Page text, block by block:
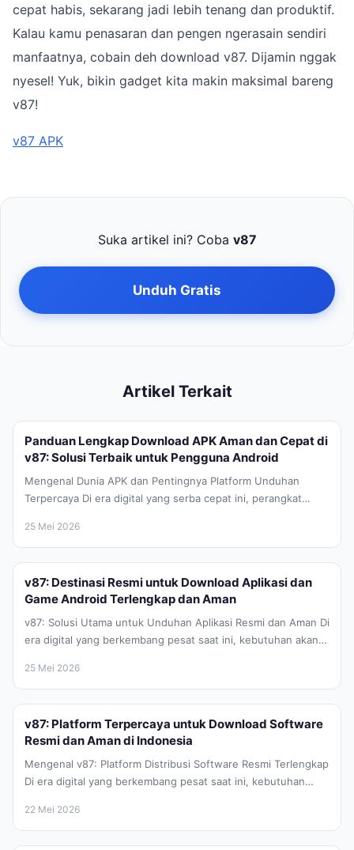
cepat habis, sekarang jadi lebih tenang dan produktif.
Kalau kamu penasaran dan pengen ngerasain sendiri
manfaatnya, cobain deh download v87. Dijamin nggak
nyesel! Yuk, bikin gadget kita makin maksimal bareng
v87!
v87 APK
Suka artikel ini? Coba v87
Unduh Gratis
Artikel Terkait
Panduan Lengkap Download APK Aman dan Cepat di
v87: Solusi Terbaik untuk Pengguna Android
Mengenal Dunia APK dan Pentingnya Platform Unduhan
Terpercaya Di era digital yang serba cepat ini, perangkat
25 Mei 2026
v87: Destinasi Resmi untuk Download Aplikasi dan
Game Android Terlengkap dan Aman
v87: Solusi Utama untuk Unduhan Aplikasi Resmi dan Aman Di
era digital yang berkembang pesat saat ini, kebutuhan akan
25 Mei 2026
v87: Platform Terpercaya untuk Download Software
Resmi dan Aman di Indonesia
Mengenal v87: Platform Distribusi Software Resmi Terlengkap
Di era digital yang berkembang pesat saat ini, kebutuhan
22 Mei 2026